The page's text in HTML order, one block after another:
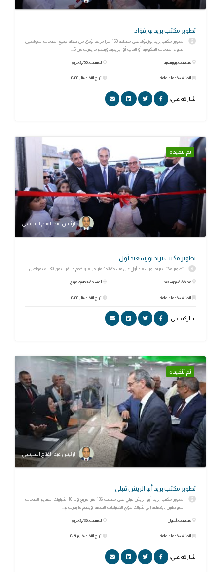
تطوير مكتب بريد بورفؤاد
تطوير مكتب بريد بورفؤاد على مساحة 150 مترا مربعا تؤدى من خلاله جميع الخدمات للمواطنين
سواء الخدمات الحكومية أو المالية أو البريدية، ويخدم ما يقرب من 5...
محافظة: بورسعيد
التصنيف: خدمات عامة
المساحة: 150م2 مربع
تاريخ التنفيذ: يناير ٢٠٢٢
شاركه علي:
تم تنفيذه
الرئيس عبد الفتاح السيسي
تطوير مكتب بريد بورسعيد أول
تطوير مكتب بريد بورسعيد أول على مساحة 450 مترا مربعا ويخدم ما يقرب من 80 الف مواطن
محافظة: بورسعيد
التصنيف: خدمات عامة
المساحة: 450م2 مربع
تاريخ التنفيذ: يناير ٢٠٢٢
شاركه علي:
تم تنفيذه
الرئيس عبد الفتاح السيسي
تطوير مكتب بريد أبو الريش قبلي
تطوير مكتب بريد أبو الريش قبلي على مساحة 136 متر مربع وبه 10 شبابيك لتقديم الخدمات
للمواطنين بالإضافة إلي شباك لذوي الاحتياجات الخاصة، ويخدم ما يقرب م...
محافظة: أسوان
التصنيف: خدمات عامة
المساحة: 136م2 مربع
تاريخ التنفيذ: فبراير ٢٠١٩
شاركه علي: